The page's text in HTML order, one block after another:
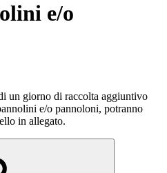
e/o
un giorno di raccolta aggiuntivo
e/o pannoloni, potranno
in allegato.